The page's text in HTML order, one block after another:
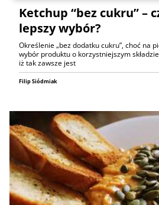
Ketchup “bez cukru” –
lepszy wybór?
Określenie „bez dodatku cukru”, choć na
wybór produktu o korzystniejszym
iż tak zawsze jest
Filip Siódmiak